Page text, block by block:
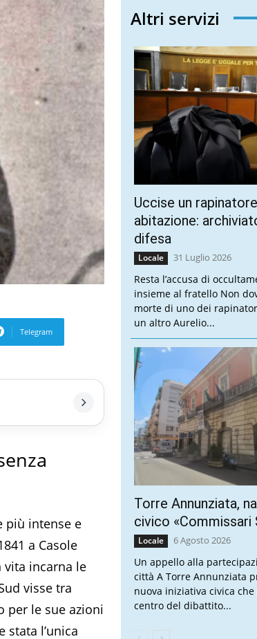
Telegram
più intense e
a Casole
vita incarna le
visse tra
per le sue azioni
stata l’unica
Altri servizi
Uccise un
abitazione:
difesa
Locale 31 Luglio 2026
Resta l’accusa di
insieme al fratello Non
morte di uno dei
un altro Aurelio...
Torre Annunziata,
civico «Commissari
Locale 6 Agosto 2026
Un appello alla
città A Torre Annunziata
nuova iniziativa civica
centro del dibattito...